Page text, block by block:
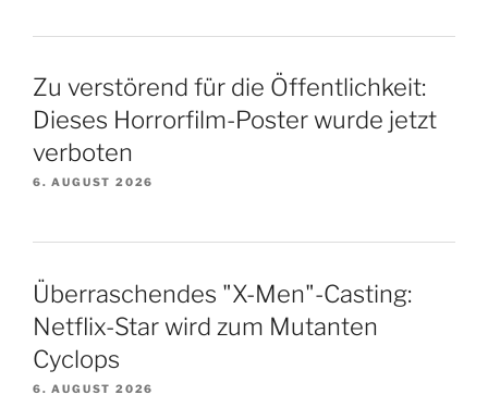
Zu verstörend für die Öffentlichkeit:
Dieses Horrorfilm-Poster wurde jetzt
verboten
6. AUGUST 2026
Überraschendes "X-Men"-Casting:
Netflix-Star wird zum Mutanten
Cyclops
6. AUGUST 2026